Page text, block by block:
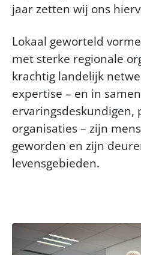
jaar zetten wij ons
Lokaal geworteld
met sterke regionale
krachtig landelijk
expertise – en in
ervaringsdeskundigen,
organisaties – zijn
geworden en zijn
levensgebieden.